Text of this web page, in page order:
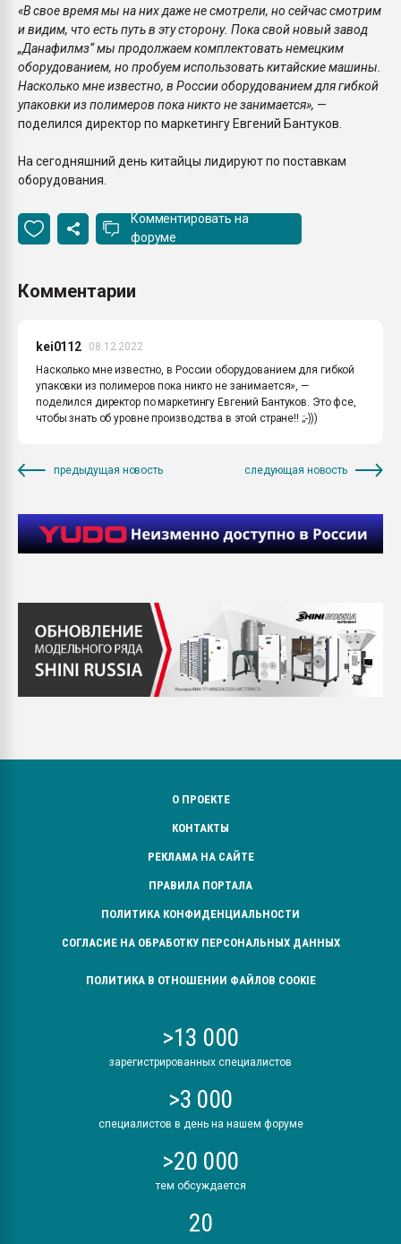
«В свое время мы на них даже не смотрели, но сейчас смотрим
и видим, что есть путь в эту сторону. Пока свой новый завод
„Данафилмз“ мы продолжаем комплектовать немецким
оборудованием, но пробуем использовать китайские машины.
Насколько мне известно, в России оборудованием для гибкой
упаковки из полимеров пока никто не занимается», —
поделился директор по маркетингу Евгений Бантуков.
На сегодняшний день китайцы лидируют по поставкам
оборудования.
Комментировать на
форуме
Комментарии
kei0112
08.12.2022
Насколько мне известно, в России оборудованием для гибкой
упаковки из полимеров пока никто не занимается», —
поделился директор по маркетингу Евгений Бантуков. Это фсе,
чтобы знать об уровне производства в этой стране!! ;;-)))
предыдущая новость следующая новость
О ПРОЕКТЕ
КОНТАКТЫ
РЕКЛАМА НА САЙТЕ
ПРАВИЛА ПОРТАЛА
ПОЛИТИКА КОНФИДЕНЦИАЛЬНОСТИ
СОГЛАСИЕ НА ОБРАБОТКУ ПЕРСОНАЛЬНЫХ ДАННЫХ
ПОЛИТИКА В ОТНОШЕНИИ ФАЙЛОВ COOKIE
>13 000
зарегистрированных специалистов
>3 000
специалистов в день на нашем форуме
>20 000
тем обсуждается
20